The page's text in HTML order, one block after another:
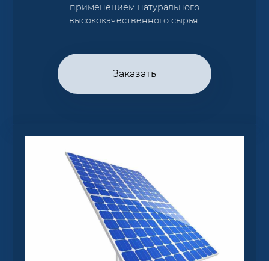
применением натурального
высококачественного сырья.
Заказать